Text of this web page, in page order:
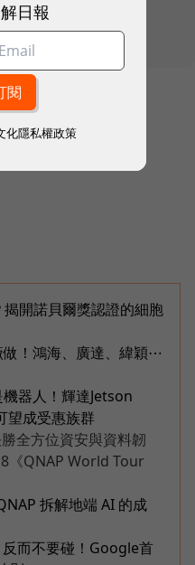
文章
開諾貝爾獎認證的細胞
！鴻海、廣達、緯穎⋯
器人！輝達Jetson
望成受惠族群
全方位資安與資料韌
《QNAP World Tour
拆解地端 AI 的成
而不要碰！Google首
日報
化隱私權政策